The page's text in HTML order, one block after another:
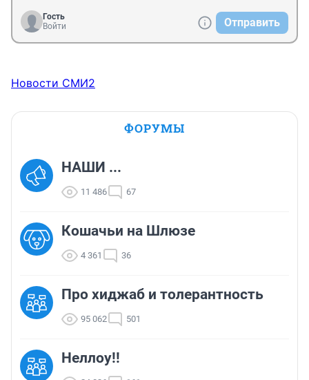
Гость
Войти
Отправить
Новости СМИ2
ФОРУМЫ
НАШИ ...
11 486 67
Кошачьи на Шлюзе
4 361 36
Про хиджаб и толерантность
95 062 501
Неллоу!!